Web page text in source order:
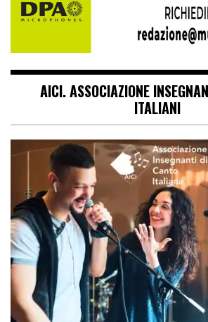
AICI. ASSOCIAZIONE
ITALIANI